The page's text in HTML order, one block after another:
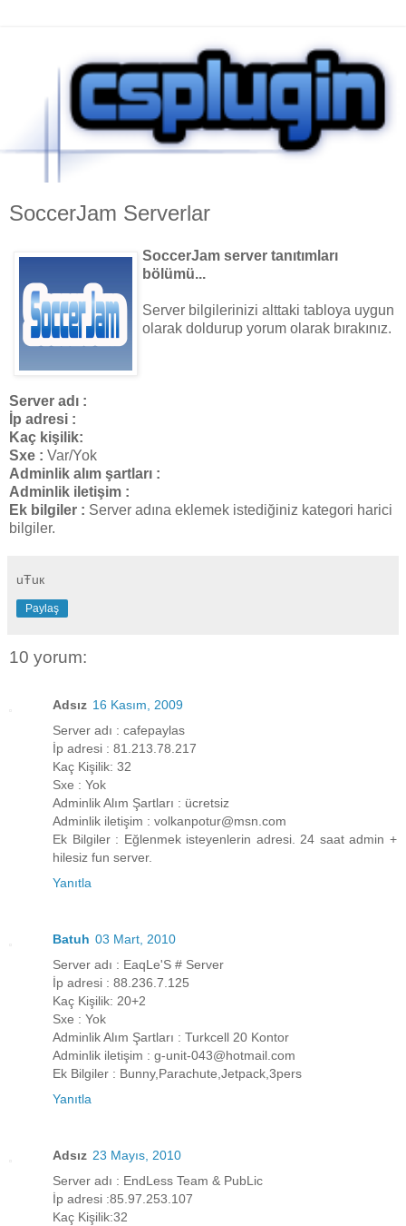
SoccerJam Serverlar
SoccerJam server tanıtımları
bölümü...
Server bilgilerinizi alttaki tabloya uygun
olarak doldurup yorum olarak bırakınız.
Server adı :
İp adresi :
Kaç kişilik:
Sxe : Var/Yok
Adminlik alım şartları :
Adminlik iletişim :
Ek bilgiler : Server adına eklemek istediğiniz kategori harici
bilgiler.
uŦuк
Paylaş
10 yorum:
Adsız 16 Kasım, 2009
Server adı : cafepaylas
İp adresi : 81.213.78.217
Kaç Kişilik: 32
Sxe : Yok
Adminlik Alım Şartları : ücretsiz
Adminlik iletişim : volkanpotur@msn.com
Ek Bilgiler : Eğlenmek isteyenlerin adresi. 24 saat admin +
hilesiz fun server.
Yanıtla
Batuh 03 Mart, 2010
Server adı : EaqLe'S # Server
İp adresi : 88.236.7.125
Kaç Kişilik: 20+2
Sxe : Yok
Adminlik Alım Şartları : Turkcell 20 Kontor
Adminlik iletişim : g-unit-043@hotmail.com
Ek Bilgiler : Bunny,Parachute,Jetpack,3pers
Yanıtla
Adsız 23 Mayıs, 2010
Server adı : EndLess Team & PubLic
İp adresi :85.97.253.107
Kaç Kişilik:32